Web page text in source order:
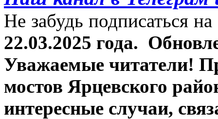
Не забудь подписаться
22.03.2025 года.
Уважаемые читатели!
мостов Ярцевского
интересные случаи,